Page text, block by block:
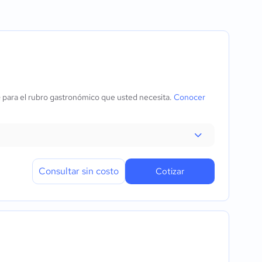
el rubro gastronómico que usted necesita. Conocer
Consultar sin costo Cotizar